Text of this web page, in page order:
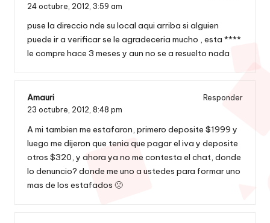
24 octubre, 2012, 3:59 am
puse la direccio nde su local aqui arriba si alguien
puede ir a verificar se le agradeceria mucho , esta ****
le compre hace 3 meses y aun no se a resuelto nada
Amauri
Responder
23 octubre, 2012, 8:48 pm
A mi tambien me estafaron, primero deposite $1999 y
luego me dijeron que tenia que pagar el iva y deposite
otros $320, y ahora ya no me contesta el chat, donde
lo denuncio? donde me uno a ustedes para formar uno
mas de los estafados 🙁